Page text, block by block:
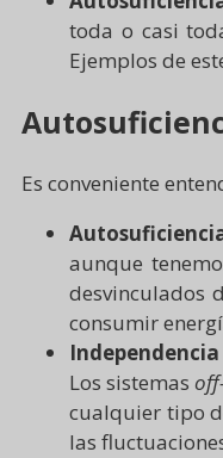
toda o casi
Ejemplos de
Es conveniente
aunque
desvinculados
consumir
Los sistemas
cualquier tipo
las